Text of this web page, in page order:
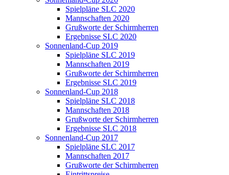
Spielpläne SLC 2020
Mannschaften 2020
Grußworte der Schirmherren
Ergebnisse SLC 2020
Sonnenland-Cup 2019
Spielpläne SLC 2019
Mannschaften 2019
Grußworte der Schirmherren
Ergebnisse SLC 2019
Sonnenland-Cup 2018
Spielpläne SLC 2018
Mannschaften 2018
Grußworte der Schirmherren
Ergebnisse SLC 2018
Sonnenland-Cup 2017
Spielpläne SLC 2017
Mannschaften 2017
Grußworte der Schirmherren